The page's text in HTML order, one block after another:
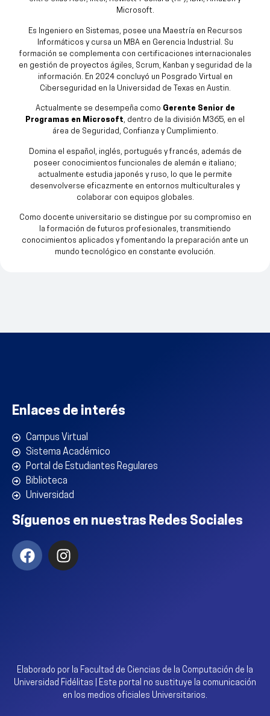
Microsoft.
Es Ingeniero en Sistemas, posee una Maestría en Recursos
Informáticos y cursa un MBA en Gerencia Industrial. Su
formación se complementa con certificaciones internacionales
en gestión de proyectos ágiles, Scrum, Kanban y seguridad de la
información. En 2024 concluyó un Posgrado Virtual en
Ciberseguridad en la Universidad de Texas en Austin.
Actualmente se desempeña como Gerente Senior de
Programas en Microsoft, dentro de la división M365, en el
área de Seguridad, Confianza y Cumplimiento.
Domina el español, inglés, portugués y francés, además de
poseer conocimientos funcionales de alemán e italiano;
actualmente estudia japonés y ruso, lo que le permite
desenvolverse eficazmente en entornos multiculturales y
colaborar con equipos globales.
Como docente universitario se distingue por su compromiso en
la formación de futuros profesionales, transmitiendo
conocimientos aplicados y fomentando la preparación ante un
mundo tecnológico en constante evolución.
Enlaces de interés
Campus Virtual
Sistema Académico
Portal de Estudiantes Regulares
Biblioteca
Universidad
Síguenos en nuestras Redes Sociales
Elaborado por la Facultad de Ciencias de la Computación de la
Universidad Fidélitas | Este portal no sustituye la comunicación
en los medios oficiales Universitarios.